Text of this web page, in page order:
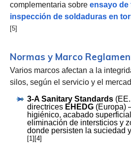
complementaria sobre ensayo de
inspección de soldaduras en
[5]
Normas y Marco
Varios marcos afectan a la
silos, según el servicio y el
3-A Sanitary Standards
directrices EHEDG (Europa)
higiénico, acabado
eliminación de intersticios y
donde persisten la suciedad
[1][4]